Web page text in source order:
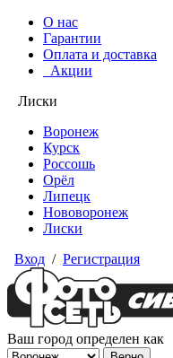
О нас
Гарантии
Оплата и доставка
Акции
Лиски
Воронеж
Курск
Россошь
Орёл
Липецк
Нововоронеж
Лиски
Вход / Регистрация
Ваш город определен как